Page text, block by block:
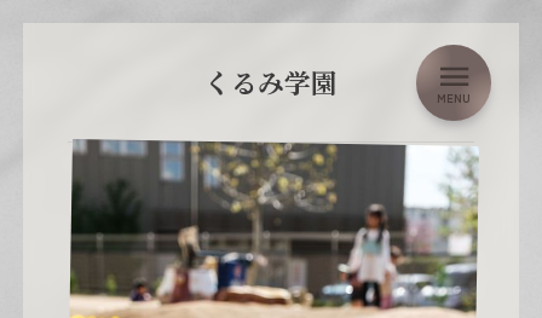
くるみ学園 MENU